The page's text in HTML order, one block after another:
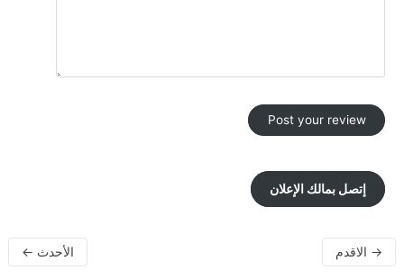
إتصل بمالك الإعلان
→ الاقدم الأحدث ←